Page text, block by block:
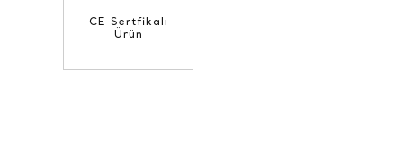
CE Sertfikalı
Ürün